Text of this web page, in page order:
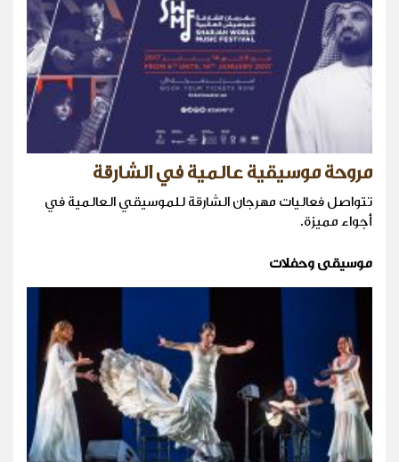
مروحة موسيقية عالمية في الشارقة
تتواصل فعاليات مهرجان الشارقة للموسيقي العالمية في
أجواء مميزة.
موسيقى وحفلات